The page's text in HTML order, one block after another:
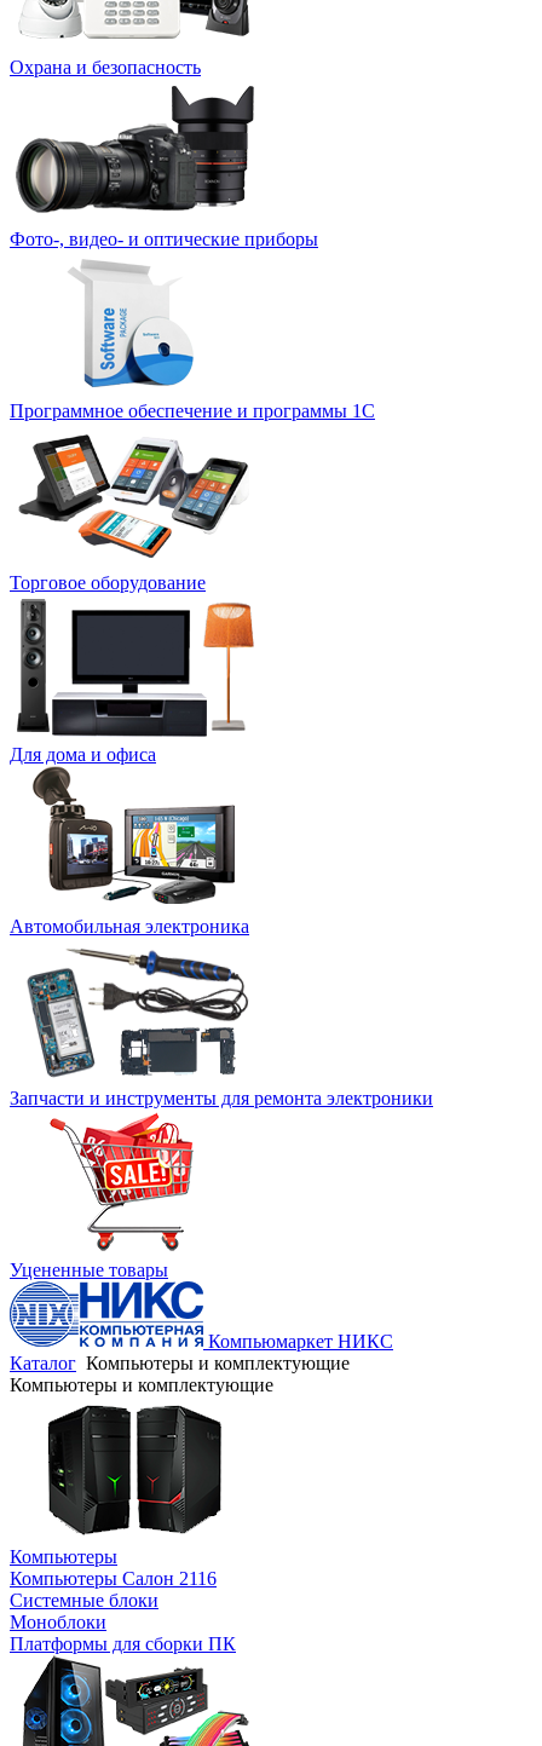
Охрана и безопасность
Фото-, видео- и оптические приборы
Программное обеспечение и программы 1С
Торговое оборудование
Для дома и офиса
Автомобильная электроника
Запчасти и инструменты для ремонта электроники
Уцененные товары
Компьюмаркет НИКС
Каталог Компьютеры и комплектующие
Компьютеры и комплектующие
Компьютеры
Компьютеры Салон 2116
Системные блоки
Моноблоки
Платформы для сборки ПК